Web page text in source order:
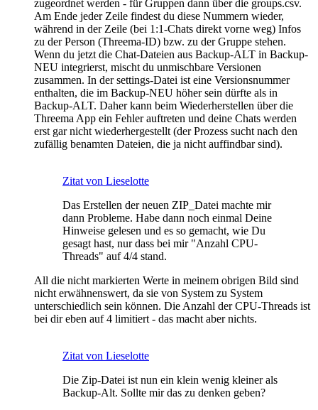
zugeordnet werden - für Gruppen dann über die groups.csv.
Am Ende jeder Zeile findest du diese Nummern wieder,
während in der Zeile (bei 1:1-Chats direkt vorne weg) Infos
zu der Person (Threema-ID) bzw. zu der Gruppe stehen.
Wenn du jetzt die Chat-Dateien aus Backup-ALT in Backup-
NEU integrierst, mischt du unmischbare Versionen
zusammen. In der settings-Datei ist eine Versionsnummer
enthalten, die im Backup-NEU höher sein dürfte als in
Backup-ALT. Daher kann beim Wiederherstellen über die
Threema App ein Fehler auftreten und deine Chats werden
erst gar nicht wiederhergestellt (der Prozess sucht nach den
zufällig benamten Dateien, die ja nicht auffindbar sind).
Zitat von Lieselotte
Das Erstellen der neuen ZIP_Datei machte mir
dann Probleme. Habe dann noch einmal Deine
Hinweise gelesen und es so gemacht, wie Du
gesagt hast, nur dass bei mir "Anzahl CPU-
Threads" auf 4/4 stand.
All die nicht markierten Werte in meinem obrigen Bild sind
nicht erwähnenswert, da sie von System zu System
unterschiedlich sein können. Die Anzahl der CPU-Threads ist
bei dir eben auf 4 limitiert - das macht aber nichts.
Zitat von Lieselotte
Die Zip-Datei ist nun ein klein wenig kleiner als
Backup-Alt. Sollte mir das zu denken geben?